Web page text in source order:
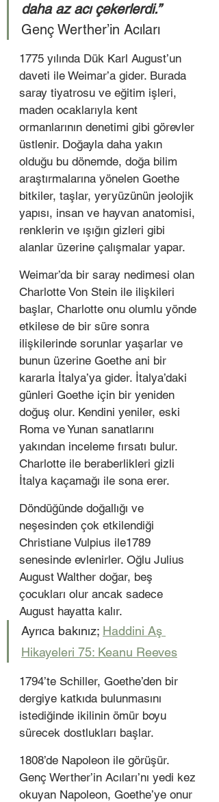
daha az acı çekerlerdi.”
Genç Werther’in Acıları
1775 yılında Dük Karl August’un
daveti ile Weimar’a gider. Burada
saray tiyatrosu ve eğitim işleri,
maden ocaklarıyla kent
ormanlarının denetimi gibi görevler
üstlenir. Doğayla daha yakın
olduğu bu dönemde, doğa bilim
araştırmalarına yönelen Goethe
bitkiler, taşlar, yeryüzünün jeolojik
yapısı, insan ve hayvan anatomisi,
renklerin ve ışığın gizleri gibi
alanlar üzerine çalışmalar yapar.
Weimar’da bir saray nedimesi olan
Charlotte Von Stein ile ilişkileri
başlar, Charlotte onu olumlu yönde
etkilese de bir süre sonra
ilişkilerinde sorunlar yaşarlar ve
bunun üzerine Goethe ani bir
kararla İtalya’ya gider. İtalya’daki
günleri Goethe için bir yeniden
doğuş olur. Kendini yeniler, eski
Roma ve Yunan sanatlarını
yakından inceleme fırsatı bulur.
Charlotte ile beraberlikleri gizli
İtalya kaçamağı ile sona erer.
Döndüğünde doğallığı ve
neşesinden çok etkilendiği
Christiane Vulpius ile1789
senesinde evlenirler. Oğlu Julius
August Walther doğar, beş
çocukları olur ancak sadece
August hayatta kalır.
Ayrıca bakınız; Haddini Aş
Hikayeleri 75: Keanu Reeves
1794’te Schiller, Goethe’den bir
dergiye katkıda bulunmasını
istediğinde ikilinin ömür boyu
sürecek dostlukları başlar.
1808’de Napoleon ile görüşür.
Genç Werther’in Acıları’nı yedi kez
okuyan Napoleon, Goethe’ye onur